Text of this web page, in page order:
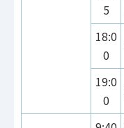
5
18:0
0
19:0
0